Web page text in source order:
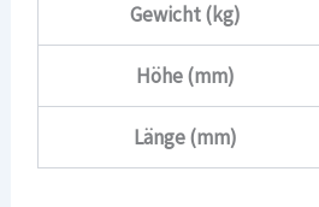
Gewicht (kg)
Höhe (mm)
Länge (mm)